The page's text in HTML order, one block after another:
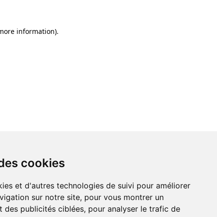
cookies
et d'autres technologies de suivi pour améliorer
sur notre site, pour vous montrer un
des publicités ciblées, pour analyser le trafic de
information).